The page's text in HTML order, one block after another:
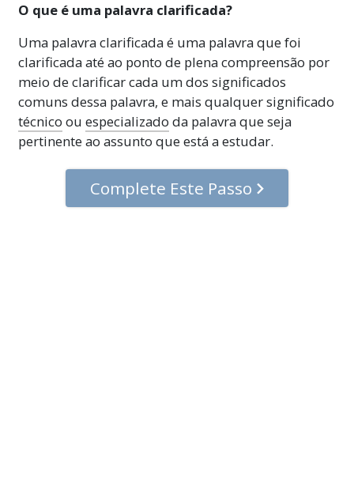
O que é uma palavra clarificada?
Uma palavra clarificada é uma palavra que foi
clarificada até ao ponto de plena compreensão por
meio de clarificar cada um dos significados
comuns dessa palavra, e mais qualquer significado
técnico ou especializado da palavra que seja
pertinente ao assunto que está a estudar.
Complete Este Passo